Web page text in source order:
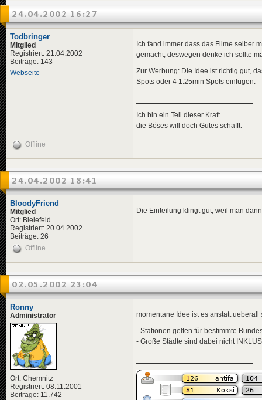
24.04.2002 16:27
Todbringer
Mitglied
Registriert: 21.04.2002
Beiträge: 143
Webseite
Ich fand immer dass das Filme selber
gemacht, deswegen denke ich sollte
Zur Werbung: Die Idee ist richtig gut,
Spots oder 4 1.25min Spots einfügen.
Ich bin ein Teil dieser Kraft
die Böses will doch Gutes schafft.
Offline
24.04.2002 18:41
BloodyFriend
Mitglied
Ort: Bielefeld
Registriert: 20.04.2002
Beiträge: 26
Die Einteilung klingt gut, weil man
Offline
02.05.2002 23:04
Ronny
Administrator
Ort: Chemnitz
Registriert: 08.11.2001
Beiträge: 11.742
momentane Idee ist es anstatt
- Stationen gelten für bestimmte
- Große Städte sind dabei nicht